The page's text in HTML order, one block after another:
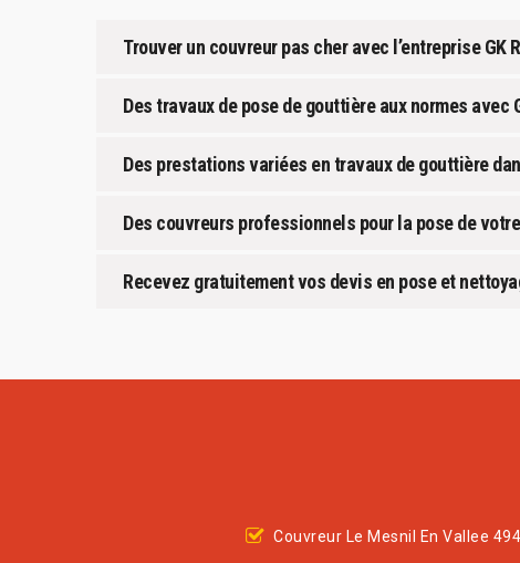
Trouver un couvreur pas cher avec l’entreprise
Des travaux de pose de gouttière aux normes avec
Des prestations variées en travaux de gouttière
Des couvreurs professionnels pour la pose de
Recevez gratuitement vos devis en pose et
Couvreur Le Mesnil En Vallee